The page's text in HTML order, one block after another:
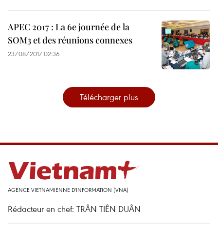
APEC 2017 : La 6e journée de la
SOM3 et des réunions connexes
23/08/2017 02:36
Télécharger plus
AGENCE VIETNAMIENNE D'INFORMATION (VNA)
Rédacteur en chef: TRÂN TIÊN DUÂN